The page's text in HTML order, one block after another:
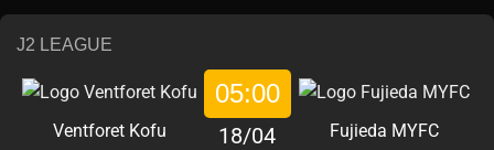
J2 LEAGUE
Ventforet Kofu
05:00
18/04 Fujieda MYFC